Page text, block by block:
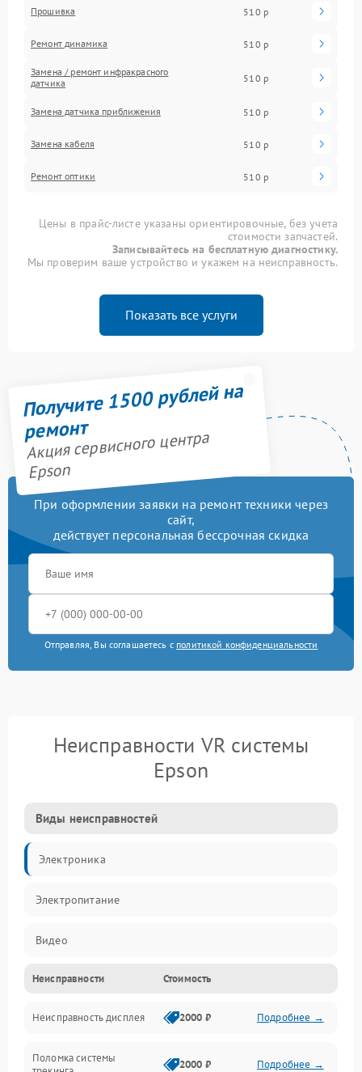
Прошивка 510 р
Ремонт динамика 510 р
Замена / ремонт инфракрасного
датчика
510 р
Замена датчика приближения 510 р
Замена кабеля 510 р
Ремонт оптики 510 р
Цены в прайс-листе указаны ориентировочные, без учета
стоимости запчастей.
Записывайтесь на бесплатную диагностику.
Мы проверим ваше устройство и укажем на неисправность.
Показать все услуги
Получите 1500 рублей на
ремонт
Акция сервисного центра
Epson
При оформлении заявки на ремонт техники через
сайт,
действует персональная бессрочная скидка
Отправляя, Вы соглашаетесь с политикой конфиденциальности
Неисправности VR системы
Epson
Виды неисправностей
Электроника
Электропитание
Видео
ПО
Сенсоры
Механические повреждения
Неисправности Стоимость
Неисправность дисплея 2000 ₽ Подробнее →
Поломка системы
2000 ₽ Подробнее →